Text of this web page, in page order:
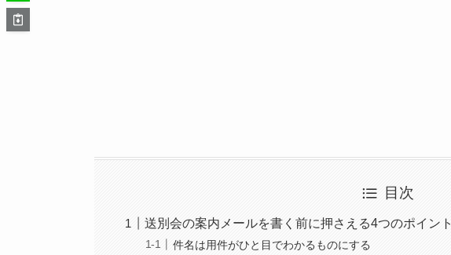
目次
送別会の案内メールを書く前に押さえる4つのポイント
件名は用件がひと目でわかるものにする